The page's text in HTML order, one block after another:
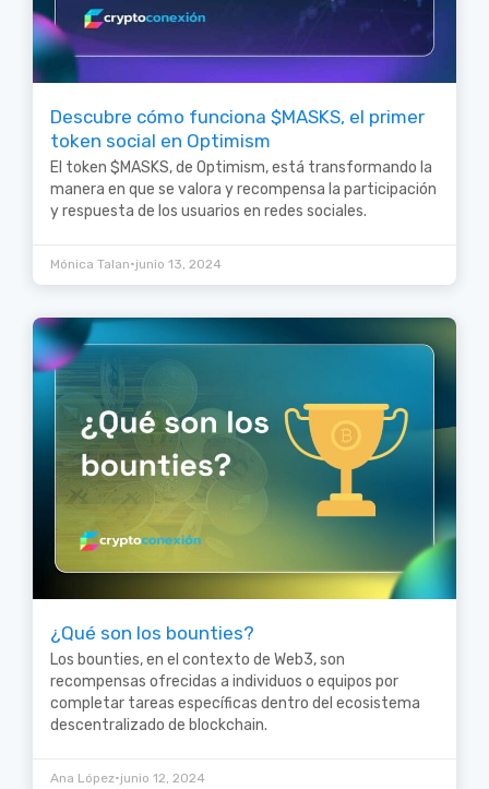
Descubre cómo funciona $MASKS, el primer
token social en Optimism
El token $MASKS, de Optimism, está transformando la
manera en que se valora y recompensa la participación
y respuesta de los usuarios en redes sociales.
Mónica Talan•junio 13, 2024
¿Qué son los bounties?
Los bounties, en el contexto de Web3, son
recompensas ofrecidas a individuos o equipos por
completar tareas específicas dentro del ecosistema
descentralizado de blockchain.
Ana López•junio 12, 2024